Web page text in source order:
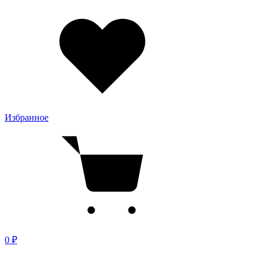
Избранное
0 ₽